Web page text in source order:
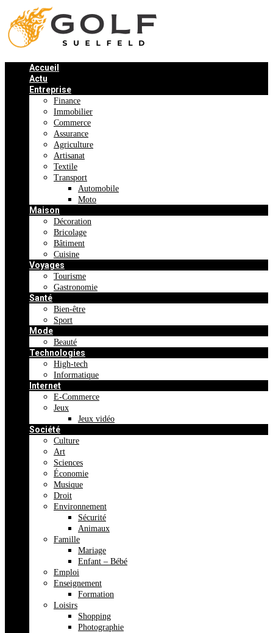
Accueil
Actu
Entreprise
Finance
Immobilier
Commerce
Assurance
Agriculture
Artisanat
Textile
Transport
Automobile
Moto
Maison
Décoration
Bricolage
Bâtiment
Cuisine
Voyages
Tourisme
Gastronomie
Santé
Bien-être
Sport
Mode
Beauté
Technologies
High-tech
Informatique
Internet
E-Commerce
Jeux
Jeux vidéo
Société
Culture
Art
Sciences
Économie
Musique
Droit
Environnement
Sécurité
Animaux
Famille
Mariage
Enfant – Bébé
Emploi
Enseignement
Formation
Loisirs
Shopping
Photographie